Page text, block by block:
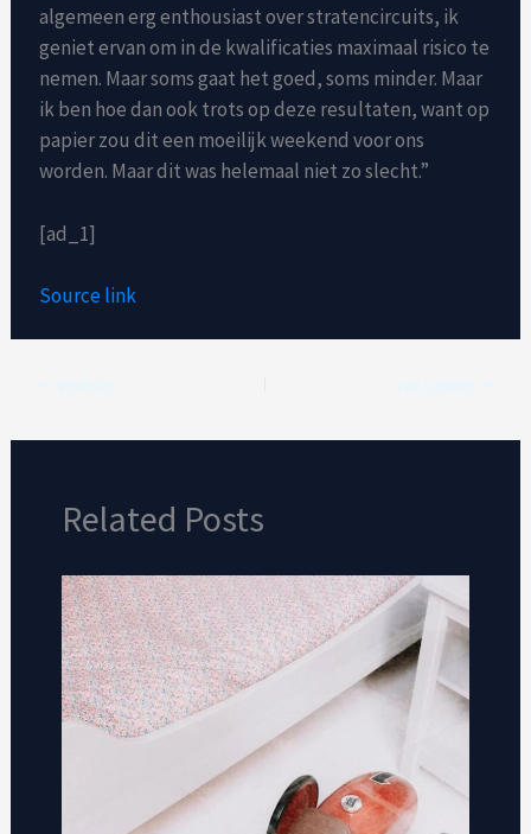
algemeen erg enthousiast over stratencircuits, ik
geniet ervan om in de kwalificaties maximaal risico te
nemen. Maar soms gaat het goed, soms minder. Maar
ik ben hoe dan ook trots op deze resultaten, want op
papier zou dit een moeilijk weekend voor ons
worden. Maar dit was helemaal niet zo slecht.”
[ad_1]
Source link
Related Posts